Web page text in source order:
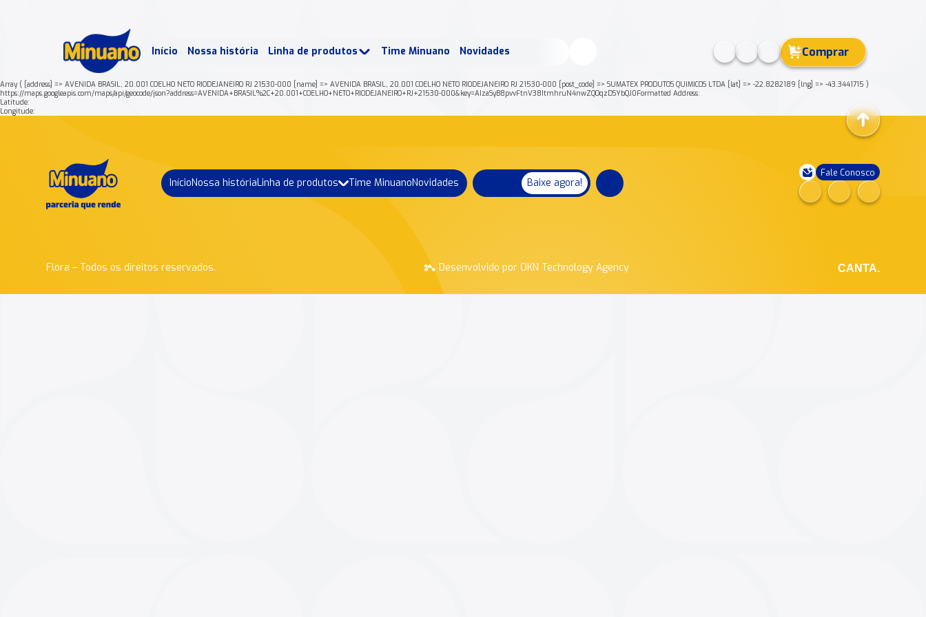
Início Nossa história Linha de produtos Time Minuano Novidades Comprar
Array ( [address] => AVENIDA BRASIL, 20.001 COELHO NETO RIODEJANEIRO RJ 21530-000 [name] => AVENIDA BRASIL, 20.001 COELHO NETO RIODEJANEIRO RJ 21530-000 [post_code] => SUMATEX PRODUTOS QUIMICOS LTDA [lat] => -22.8282189 [lng] => -43.3441715 )
https://maps.googleapis.com/maps/api/geocode/json?address=AVENIDA+BRASIL%2C+20.001+COELHO+NETO+RIODEJANEIRO+RJ+21530-000&key=AIzaSyB8pvvFtnV38ItmhruN4nwZQOqzDSYbQJ0Formatted Address:
Latitude:
Longitude:
InícioNossa históriaLinha de produtos Time MinuanoNovidades Baixe agora!
Fale Conosco
Flora – Todos os direitos reservados. Desenvolvido por OKN Technology Agency CANTA.